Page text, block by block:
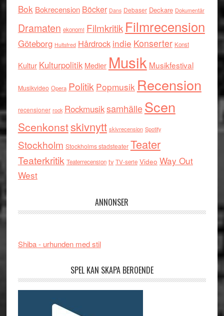
Bok Bokrecension Böcker Dans Debaser Deckare Dokumentär
Dramaten ekonomi Filmkritik Filmrecension
Göteborg Hultsfred Hårdrock indie Konserter Konst
Kultur Kulturpolitik Medier Musik Musikfestival
Musikvideo Opera Politik Popmusik Recension
recensioner rock RockmusiksamhälleScen
Scenkonstskivnytt skivrecension Spotify
Stockholm Stockholms stadsteater Teater
Teaterkritik Teaterrecension tv TV-serie Video Way Out
West
ANNONSER
Shiba - urhunden med stil
SPEL KAN SKAPA BEROENDE